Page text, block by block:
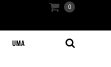
0
UMA